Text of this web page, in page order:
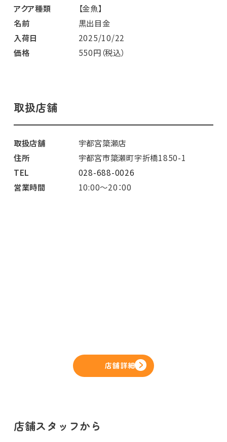
アクア種類
【金魚】
名前
黒出目金
入荷日
2025/10/22
価格
550円（税込）
取扱店舗
取扱店舗
宇都宮簗瀬店
住所
宇都宮市簗瀬町字折橋1850-1
TEL
028-688-0026
営業時間
10:00～20：00
店舗詳細
店舗スタッフから